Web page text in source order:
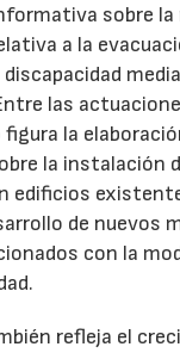
sobre la
a la
las
la
la instalación
edificios
de nuevos
con la
refleja el